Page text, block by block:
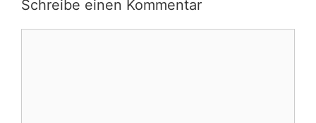
Schreibe einen Kommentar